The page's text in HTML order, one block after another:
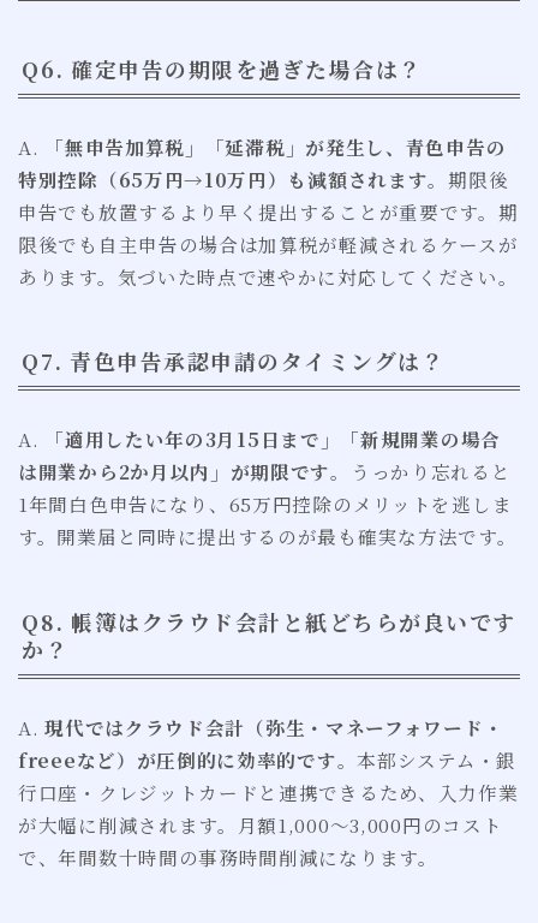
Q6. 確定申告の期限を過ぎた場合は？
A.
「無申告加算税」「延滞税」が発生し、青色申告の
特別控除（65万円→10万円）も減額されます。期限後
申告でも放置するより早く提出することが重要です。期
限後でも自主申告の場合は加算税が軽減されるケースが
あります。気づいた時点で速やかに対応してください。
Q7. 青色申告承認申請のタイミングは？
A.
「適用したい年の3月15日まで」「新規開業の場合
は開業から2か月以内」が期限です。うっかり忘れると
1年間白色申告になり、65万円控除のメリットを逃しま
す。開業届と同時に提出するのが最も確実な方法です。
Q8. 帳簿はクラウド会計と紙どちらが良いです
か？
A.現代ではクラウド会計（弥生・マネーフォワード・
freeeなど）が圧倒的に効率的です。本部システム・銀
行口座・クレジットカードと連携できるため、入力作業
が大幅に削減されます。月額1,000〜3,000円のコスト
で、年間数十時間の事務時間削減になります。